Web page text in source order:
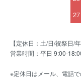
27
【定休日：土/日/祝祭日/
営業時間：平日 9:00-
※定休日はメール、電話